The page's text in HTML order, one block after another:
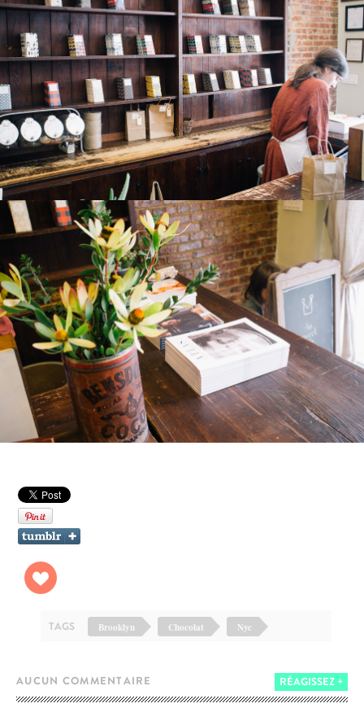
TAGS Brooklyn Chocolat Nyc
AUCUN COMMENTAIRE RÉAGISSEZ +